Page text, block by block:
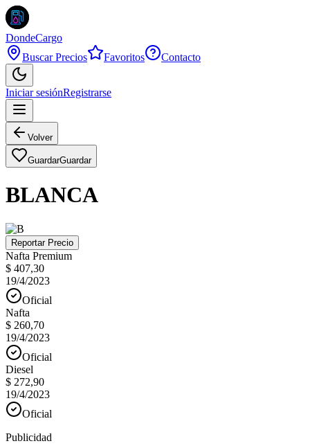
DondeCargo
Buscar Precios
Favoritos Contacto
Iniciar sesiónRegistrarse
Volver
GuardarGuardar
BLANCA
Reportar Precio
Nafta Premium
$ 407,30
19/4/2023
Oficial
Nafta
$ 260,70
19/4/2023
Oficial
Diesel
$ 272,90
19/4/2023
Oficial
Publicidad